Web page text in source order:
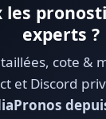
les
experts ?
cote &
et Discord